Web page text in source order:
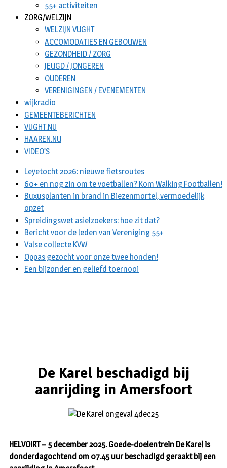
55+ activiteiten
ZORG/WELZIJN
WELZIJN VUGHT
ACCOMODATIES EN GEBOUWEN
GEZONDHEID / ZORG
JEUGD / JONGEREN
OUDEREN
VERENIGINGEN / EVENEMENTEN
wijkradio
GEMEENTEBERICHTEN
VUGHT.NU
HAAREN.NU
VIDEO’S
Leyetocht 2026: nieuwe fietsroutes
60+ en nog zin om te voetballen? Kom Walking Footballen!
Buxusplanten in brand in Biezenmortel, vermoedelijk
opzet
Spreidingswet asielzoekers: hoe zit dat?
Bericht voor de leden van Vereniging 55+
Valse collecte KVW
Oppas gezocht voor onze twee honden!
Een bijzonder en geliefd toernooi
De Karel beschadigd bij
aanrijding in Amersfoort
HELVOIRT – 5 december 2025. Goede-doelentrein De Karel is
donderdagochtend om 07.45 uur beschadigd geraakt bij een